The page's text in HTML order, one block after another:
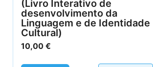
(Livro Interativo de
desenvolvimento da
Linguagem e de Identidade
Cultural)
10,00 €